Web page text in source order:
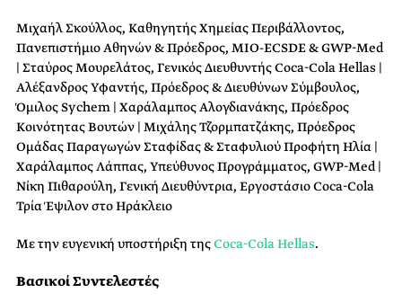
Μιχαήλ Σκούλλος, Καθηγητής Χημείας Περιβάλλοντος,
Πανεπιστήμιο Αθηνών & Πρόεδρος, ΜΙΟ-ECSDE & GWP-Med
| Σταύρος Μουρελάτος, Γενικός Διευθυντής Coca-Cola Hellas |
Αλέξανδρος Υφαντής, Πρόεδρος & Διευθύνων Σύμβουλος,
Όμιλος Sychem | Χαράλαμπος Αλογδιανάκης, Πρόεδρος
Κοινότητας Βουτών | Μιχάλης Τζορμπατζάκης, Πρόεδρος
Ομάδας Παραγωγών Σταφίδας & Σταφυλιού Προφήτη Ηλία |
Χαράλαμπος Λάππας, Υπεύθυνος Προγράμματος, GWP-Med |
Νίκη Πιθαρούλη, Γενική Διευθύντρια, Εργοστάσιο Coca-Cola
Τρία Έψιλον στο Ηράκλειο
Με την ευγενική υποστήριξη τηςCoca-Cola Hellas.
Βασικοί Συντελεστές